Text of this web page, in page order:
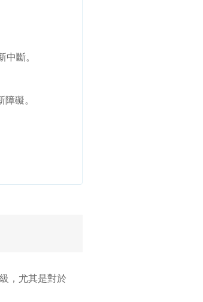
斷。
礙。
，尤其是對於